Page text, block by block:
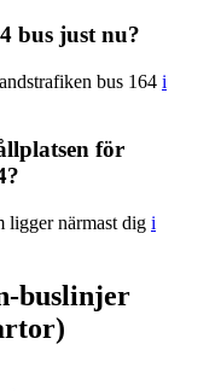
bus just nu?
bus 164 i
för
ligger närmast dig i
buslinjer